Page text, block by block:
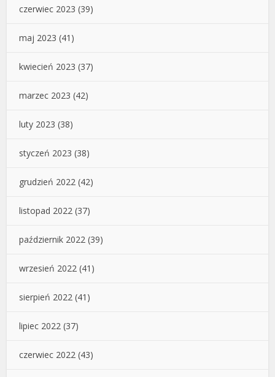
czerwiec 2023 (39)
maj 2023 (41)
kwiecień 2023 (37)
marzec 2023 (42)
luty 2023 (38)
styczeń 2023 (38)
grudzień 2022 (42)
listopad 2022 (37)
październik 2022 (39)
wrzesień 2022 (41)
sierpień 2022 (41)
lipiec 2022 (37)
czerwiec 2022 (43)